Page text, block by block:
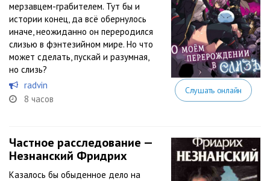
мерзавцем-грабителем. Тут бы и
истории конец, да всё обернулось
иначе, неожиданно он переродился
слизью в фэнтезийном мире. Но что
может сделать, пускай и разумная,
но слизь?
radvin
8 часов
Слушать онлайн
Частное расследование —
Незнанский Фридрих
Казалось бы обыденное дело на